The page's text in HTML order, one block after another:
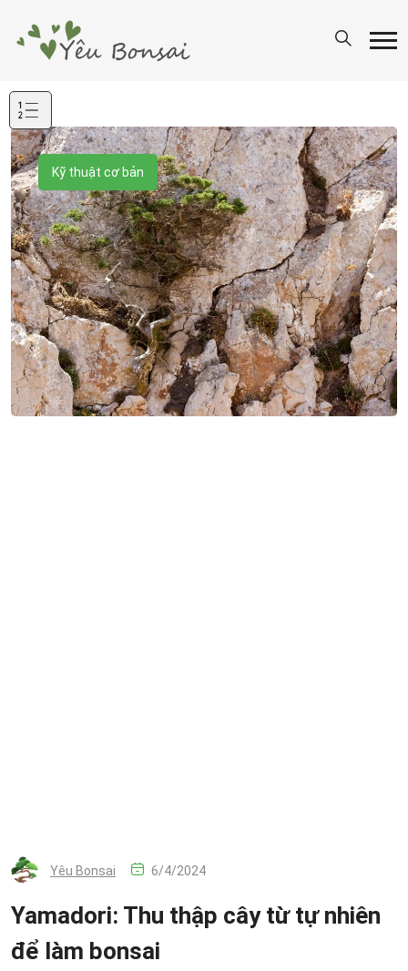
Kỹ thuật cơ bản
Yêu Bonsai 6/4/2024
Yamadori: Thu thập cây từ tự nhiên
để làm bonsai
Mục
lục